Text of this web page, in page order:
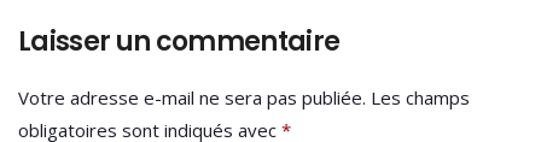
Laisser un commentaire
Votre adresse e-mail ne sera pas publiée. Les champs
obligatoires sont indiqués avec *